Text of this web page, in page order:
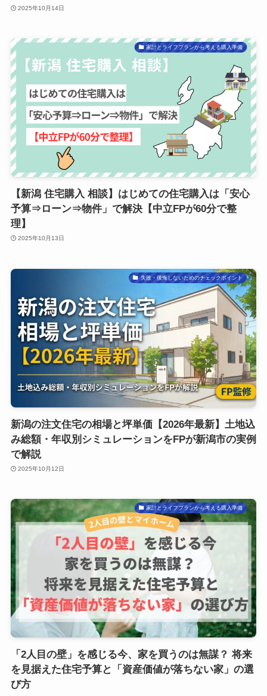
2025年10月14日
家計とライフプランから考える購入準備
【新潟 住宅購入 相談】はじめての住宅購入は「安心
予算⇒ローン⇒物件」で解決【中立FPが60分で整
理】
2025年10月13日
失敗・後悔しないためのチェックポイント
新潟の注文住宅の相場と坪単価【2026年最新】土地込
み総額・年収別シミュレーションをFPが新潟市の実例
で解説
2025年10月12日
家計とライフプランから考える購入準備
「2人目の壁」を感じる今、家を買うのは無謀？ 将来
を見据えた住宅予算と「資産価値が落ちない家」の選
び方